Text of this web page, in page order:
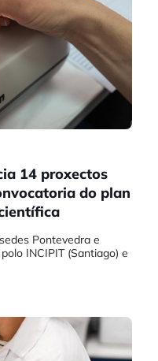
14 proxectos
do plan
Pontevedra e
INCIPIT (Santiago) e